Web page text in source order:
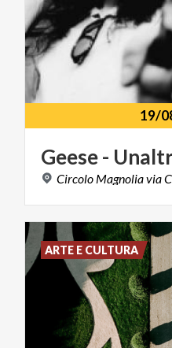
19/
Geese-
Circolo Magnoliavia
ARTE E CULTURA